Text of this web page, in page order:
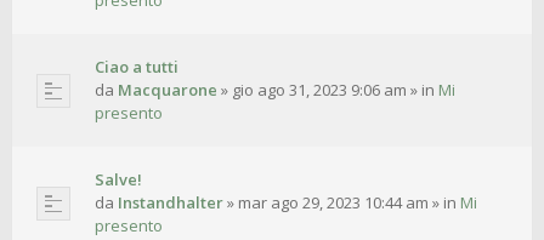
Ciao a tutti
da Macquarone » gio ago 31, 2023 9:06 am » in Mi
presento
Salve!
da Instandhalter» mar ago 29, 2023 10:44 am » in Mi
presento